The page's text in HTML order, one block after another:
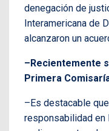
denegación de
Interamericana de
alcanzaron un
–Recientemente
Primera
–Es destacable
responsabilidad en